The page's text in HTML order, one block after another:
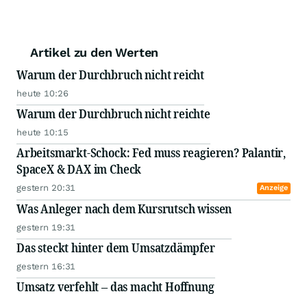
Artikel zu den Werten
Warum der Durchbruch nicht reicht
heute 10:26
Warum der Durchbruch nicht reichte
heute 10:15
Arbeitsmarkt-Schock: Fed muss reagieren? Palantir,
SpaceX & DAX im Check
gestern 20:31 Anzeige
Was Anleger nach dem Kursrutsch wissen
gestern 19:31
Das steckt hinter dem Umsatzdämpfer
gestern 16:31
Umsatz verfehlt – das macht Hoffnung